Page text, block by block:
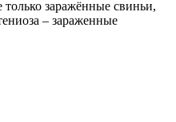
заражённые свиньи,
– зараженные